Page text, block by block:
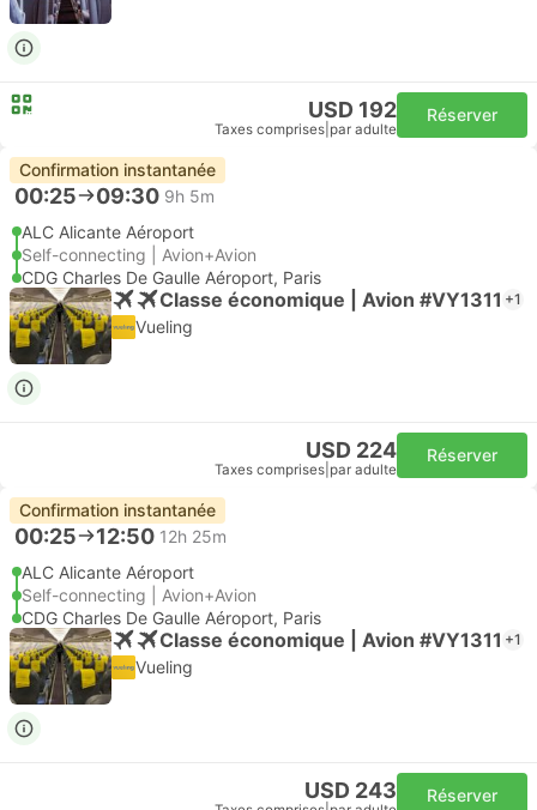
USD 192
Taxes comprises par adulte
Réserver
Confirmation instantanée
00:25 09:30 9h 5m
ALC Alicante Aéroport
Self-connecting | Avion+Avion
CDG Charles De Gaulle Aéroport, Paris
Classe économique | Avion #VY1311 +1
Vueling
USD 224
Taxes comprises par adulte
Réserver
Confirmation instantanée
00:25 12:50 12h 25m
ALC Alicante Aéroport
Self-connecting | Avion+Avion
CDG Charles De Gaulle Aéroport, Paris
Classe économique | Avion #VY1311 +1
Vueling
USD 243 Réserver